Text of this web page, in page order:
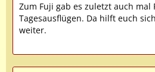
Zum Fuji gab es zuletzt auch mal
Tagesausflügen. Da hilft euch
weiter.